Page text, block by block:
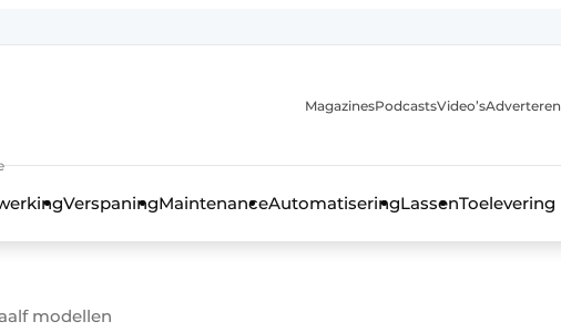
MagazinesPodcastsVideo’sAdverteren
VerspaningMaintenanceAutomatiseringLassenToelevering
modellen